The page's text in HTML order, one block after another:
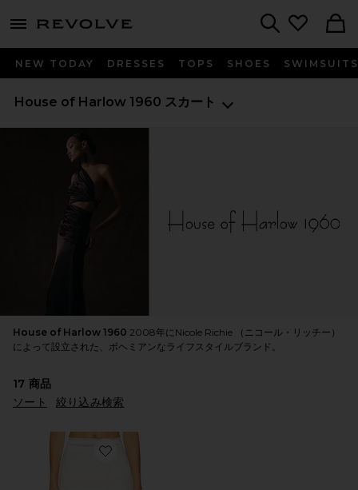
menu - shows more content
NEW TODAY DRESSES TOPS SHOES SWIMSUITS
House of Harlow 1960 スカート
House of Harlow 1960 2008年にNicole Richie （ニコール・リッチー）
によって設立された、ボヘミアンなライフスタイルブランド。
17 商品
ソート
絞り込み検索
Favorite FELICITY スカート